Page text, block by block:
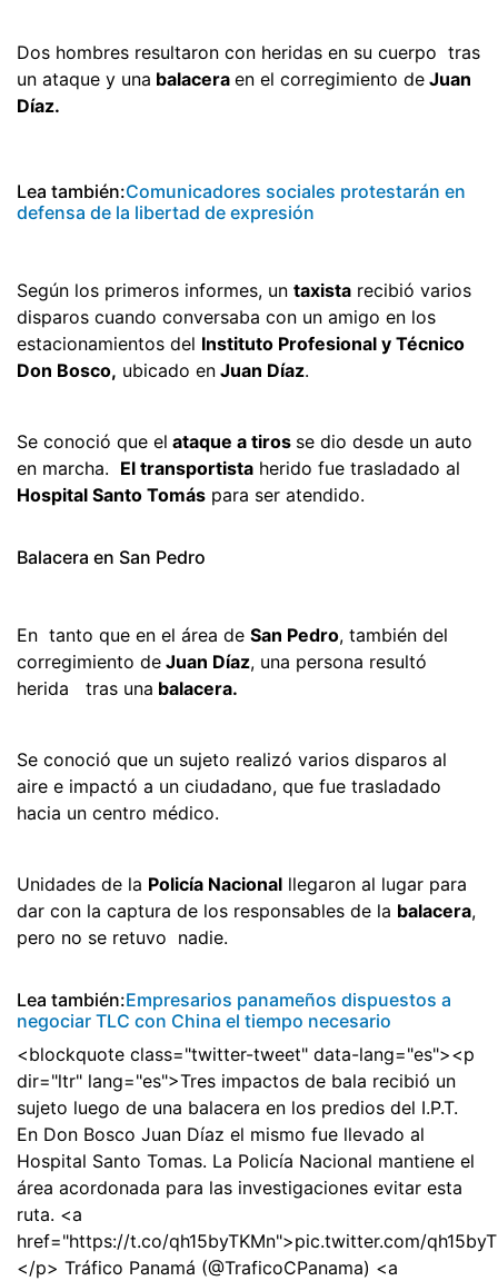
Dos hombres resultaron con heridas en su cuerpo tras
un ataque y una balacera en el corregimiento de Juan
Díaz.
Lea también:Comunicadores sociales protestarán en
defensa de la libertad de expresión
Según los primeros informes, un taxista recibió varios
disparos cuando conversaba con un amigo en los
estacionamientos del Instituto Profesional y Técnico
Don Bosco, ubicado en Juan Díaz.
Se conoció que el ataque a tiros se dio desde un auto
en marcha. El transportista herido fue trasladado al
Hospital Santo Tomás para ser atendido.
Balacera en San Pedro
En tanto que en el área de San Pedro, también del
corregimiento de Juan Díaz, una persona resultó
herida tras una balacera.
Se conoció que un sujeto realizó varios disparos al
aire e impactó a un ciudadano, que fue trasladado
hacia un centro médico.
Unidades de la Policía Nacional llegaron al lugar para
dar con la captura de los responsables de la balacera,
pero no se retuvo nadie.
Lea también:Empresarios panameños dispuestos a
negociar TLC con China el tiempo necesario
<blockquote class="twitter-tweet" data-lang="es"><p
dir="ltr" lang="es">Tres impactos de bala recibió un
sujeto luego de una balacera en los predios del I.P.T.
En Don Bosco Juan Díaz el mismo fue llevado al
Hospital Santo Tomas. La Policía Nacional mantiene el
área acordonada para las investigaciones evitar esta
ruta. <a
href="https://t.co/qh15byTKMn">pic.twitter.com/
</p> Tráfico Panamá (@TraficoCPanama) <a